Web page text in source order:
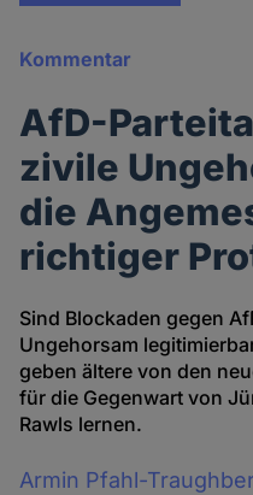
Kommentar
AfD-
zivile
die
richtiger
Sind Blockaden gegen
Ungehorsam
geben ältere von den
für die Gegenwart von
Rawls lernen.
Armin Pfahl-